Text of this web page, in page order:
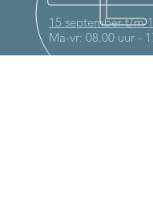
15 september t/m
Ma-vr: 08.00 uur -